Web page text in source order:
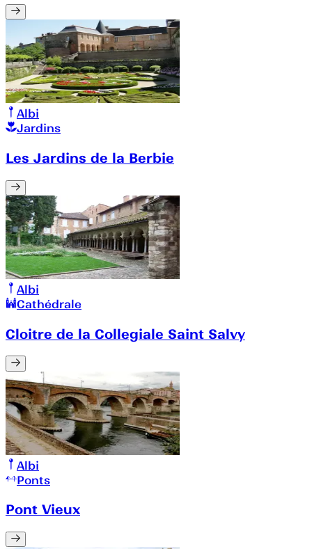
Albi
Jardins
Les Jardins de la Berbie
Albi
Cathédrale
Cloitre de la Collegiale Saint Salvy
Albi
Ponts
Pont Vieux